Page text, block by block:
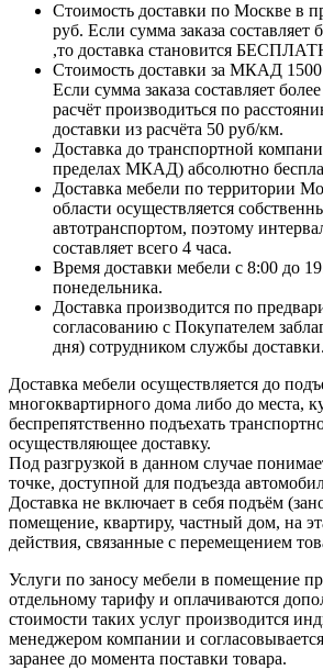
Стоимость доставки по Москве в
руб. Если сумма заказа составляет
,то доставка становится
Стоимость доставки за МКАД
Если сумма заказа составляет
расчёт производиться по
доставки из расчёта 50 руб/км.
Доставка до транспортной
пределах МКАД) абсолютно
Доставка мебели по территории
области осуществляется
автотранспортом, поэтому
составляет всего 4 часа.
Время доставки мебели с 8:00 до
понедельника.
Доставка производится по
согласованию с Покупателем
дня) сотрудником службы доставки.
Доставка мебели осуществляется до
многоквартирного дома либо до места,
беспрепятственно подъехать
осуществляющее доставку.
Под разгрузкой в данном случае
точке, доступной для подъезда
Доставка не включает в себя подъём
помещение, квартиру, частный дом, на
действия, связанные с перемещением
Услуги по заносу мебели в помещение
отдельному тарифу и оплачиваются
стоимости таких услуг производится
менеджером компании и
заранее до момента поставки товара.